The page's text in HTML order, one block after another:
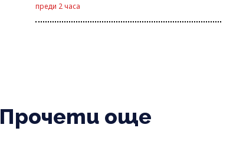
преди 2 часа
Прочети още